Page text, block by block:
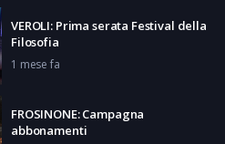
VEROLI: Prima serata Festival della
Filosofia
1 mese fa
FROSINONE: Campagna
abbonamenti